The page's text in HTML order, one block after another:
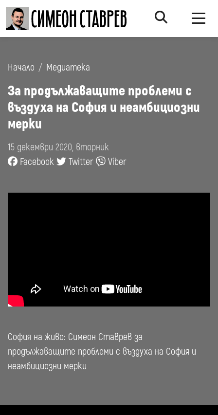
Начало Медиатека
За продължаващите проблеми с
въздуха на София и неамбициозни
мерки
15 декември 2020, вторник
Facebook
Twitter Viber
София на живо: Симеон Ставрев за
продължаващите проблеми с въздуха на София и
неамбициозни мерки